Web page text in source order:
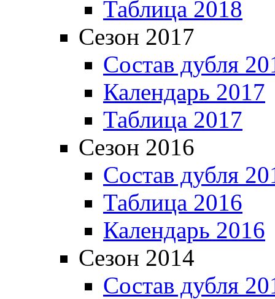
Таблица 2018
Сезон 2017
Состав дубля
Календарь 2017
Таблица 2017
Сезон 2016
Состав дубля
Таблица 2016
Календарь 2016
Сезон 2014
Состав дубля